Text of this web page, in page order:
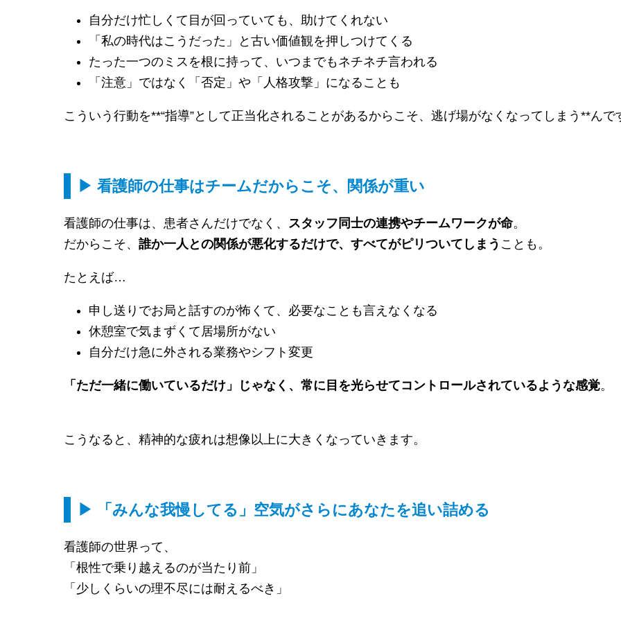
自分だけ忙しくて目が回っていても、助けてくれない
「私の時代はこうだった」と古い価値観を押しつけてくる
たった一つのミスを根に持って、いつまでもネチネチ言われる
「注意」ではなく「否定」や「人格攻撃」になることも
こういう行動を**“指導”として正当化されることがあるからこそ、逃げ場がなくなってしまう**んで
▶ 看護師の仕事はチームだからこそ、関係が重い
看護師の仕事は、患者さんだけでなく、 スタッフ同士の連携やチームワークが命。
だからこそ、 誰か一人との関係が悪化するだけで、すべてがピリついてしまう ことも。
たとえば…
申し送りでお局と話すのが怖くて、必要なことも言えなくなる
休憩室で気まずくて居場所がない
自分だけ急に外される業務やシフト変更
「ただ一緒に働いているだけ」じゃなく、常に目を光らせてコントロールされているような感覚。
こうなると、精神的な疲れは想像以上に大きくなっていきます。
▶ 「みんな我慢してる」空気がさらにあなたを追い詰める
看護師の世界って、
「根性で乗り越えるのが当たり前」
「少しくらいの理不尽には耐えるべき」